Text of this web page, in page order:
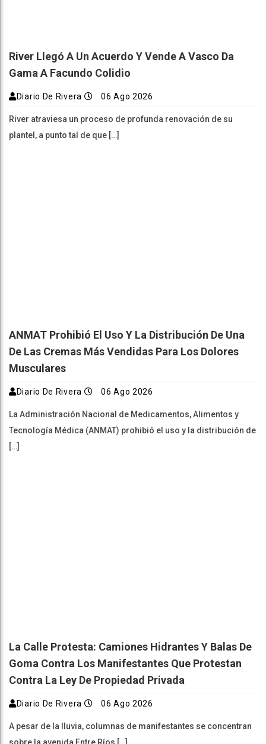
River Llegó A Un Acuerdo Y Vende A Vasco Da
Gama A Facundo Colidio
Diario De Rivera 06 Ago 2026
River atraviesa un proceso de profunda renovación de su
plantel, a punto tal de que […]
ANMAT Prohibió El Uso Y La Distribución De Una
De Las Cremas Más Vendidas Para Los Dolores
Musculares
Diario De Rivera 06 Ago 2026
La Administración Nacional de Medicamentos, Alimentos y
Tecnología Médica (ANMAT) prohibió el uso y la distribución de
[…]
La Calle Protesta: Camiones Hidrantes Y Balas De
Goma Contra Los Manifestantes Que Protestan
Contra La Ley De Propiedad Privada
Diario De Rivera 06 Ago 2026
A pesar de la lluvia, columnas de manifestantes se concentran